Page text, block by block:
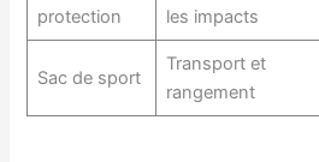
protection
les impacts
Sac de sport
Transport et
rangement